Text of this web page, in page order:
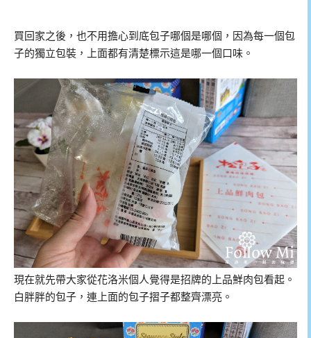
買回家之後，也不用擔心到底包子哪個是哪個，因為每一個包
子的獨立包裝，上面都有清楚標示這是哪一個口味。
現在就先帶大家從花洛米個人覺得是招牌的上品鮮肉包看起。
白胖胖的包子，連上面的包子摺子都整齊漂亮。